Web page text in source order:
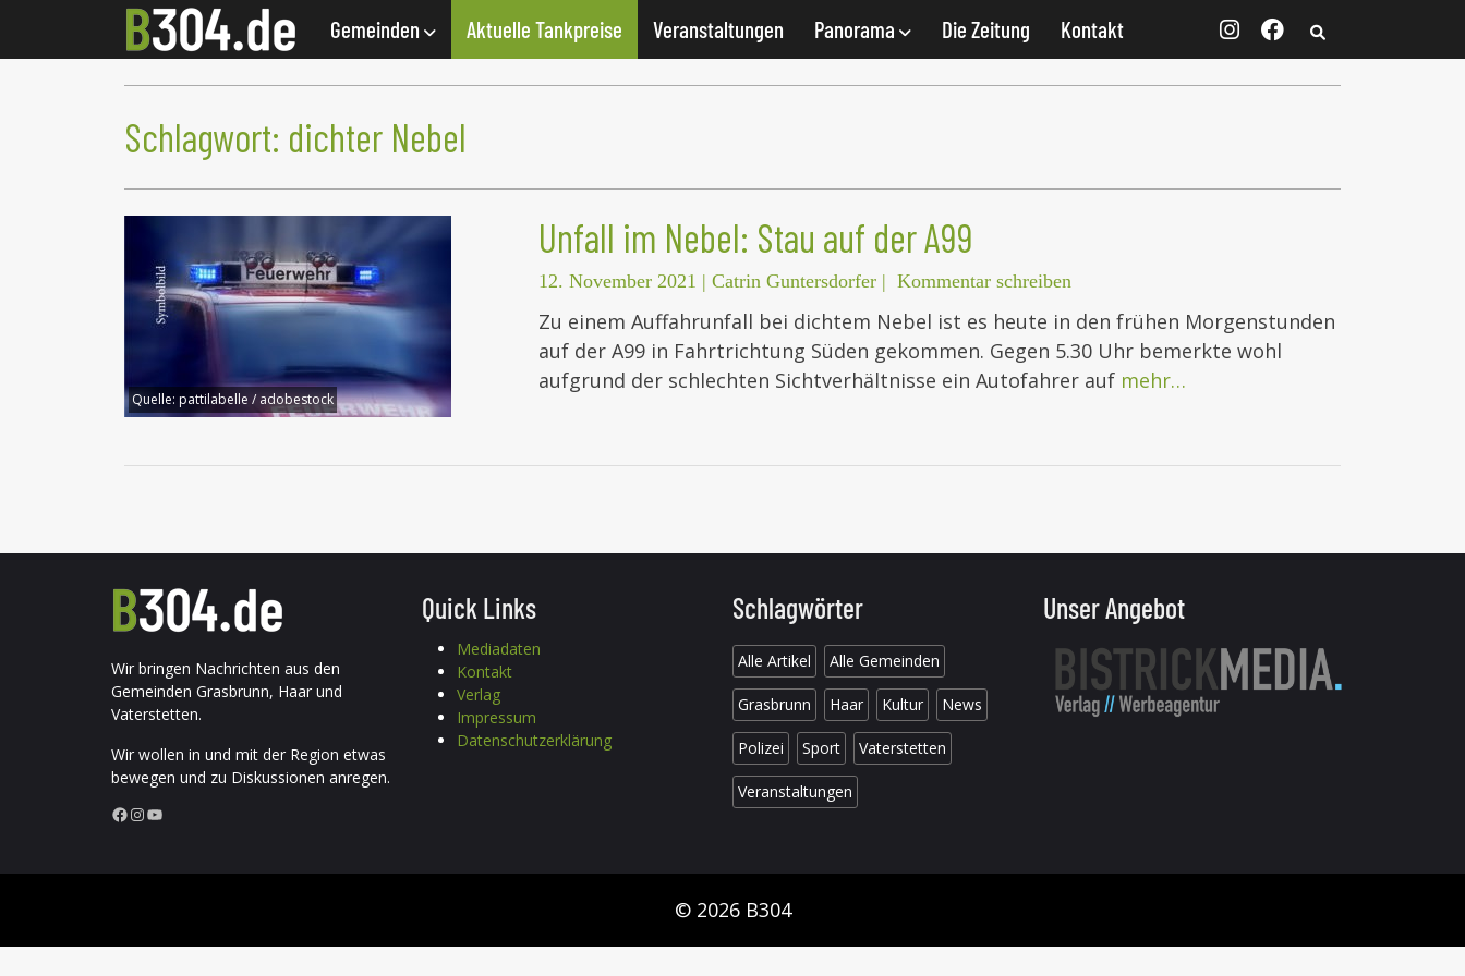
Gemeinden Aktuelle Tankpreise Veranstaltungen Panorama Die Zeitung Kontakt
Schlagwort: dichter Nebel
Quelle: pattilabelle / adobestock
Unfall im Nebel: Stau auf der A99
12. November 2021 | Catrin Guntersdorfer | Kommentar schreiben
Zu einem Auffahrunfall bei dichtem Nebel ist es heute in den frühen Morgenstunden
auf der A99 in Fahrtrichtung Süden gekommen. Gegen 5.30 Uhr bemerkte wohl
aufgrund der schlechten Sichtverhältnisse ein Autofahrer auf mehr…
Wir bringen Nachrichten aus den
Gemeinden Grasbrunn, Haar und
Vaterstetten.
Wir wollen in und mit der Region etwas
bewegen und zu Diskussionen anregen.
Facebook InstagramYouTube
Quick Links
Mediadaten
Kontakt
Verlag
Impressum
Datenschutzerklärung
Schlagwörter
Alle Artikel Alle Gemeinden
Grasbrunn Haar Kultur News
Polizei Sport Vaterstetten
Veranstaltungen
Unser Angebot
© 2026 B304